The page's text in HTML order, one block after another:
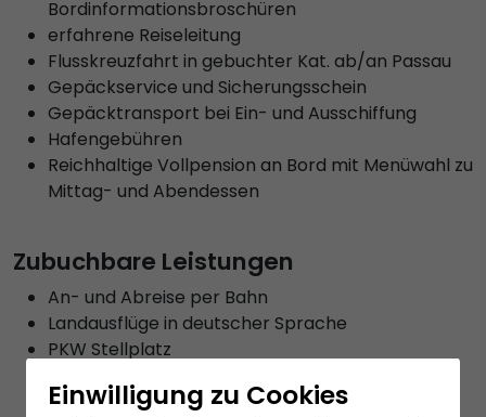
Bordinformationsbroschüren
erfahrene Reiseleitung
Flusskreuzfahrt in gebuchter Kat. ab/an Passau
Gepäckservice und Sicherungsschein
Gepäcktransport bei Ein- und Ausschiffung
Hafengebühren
Reichhaltige Vollpension an Bord mit Menüwahl zu
Mittag- und Abendessen
Zubuchbare Leistungen
An- und Abreise per Bahn
Landausflüge in deutscher Sprache
PKW Stellplatz
Einwilligung zu Cookies